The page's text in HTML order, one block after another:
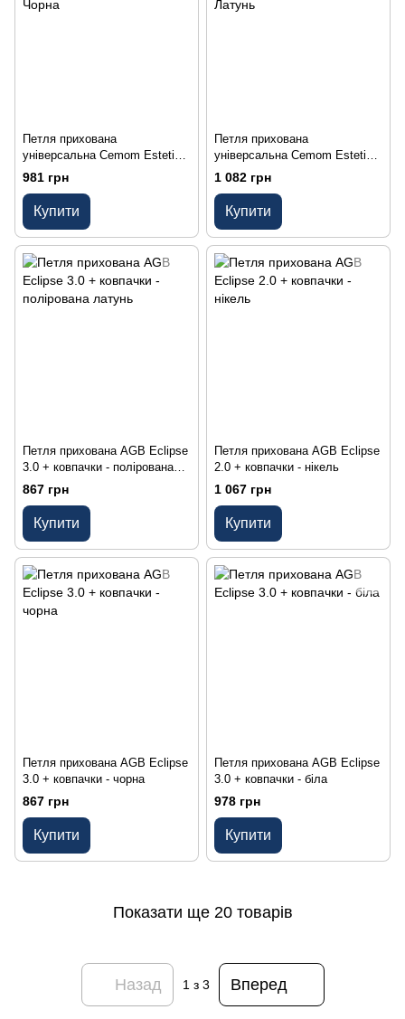
Петля прихована
універсальна Cemom Estetic-
80A 9005 (80кг) Чорна
981 грн
Купити
Петля прихована
універсальна Cemom Estetic-
80A 8031 (80кг) Латунь
1 082 грн
Купити
Петля прихована AGB Eclipse
3.0 + ковпачки - полірована
латунь
867 грн
Купити
Петля прихована AGB Eclipse
2.0 + ковпачки - нікель
1 067 грн
Купити
Петля прихована AGB Eclipse
3.0 + ковпачки - чорна
867 грн
Купити
Петля прихована AGB Eclipse
3.0 + ковпачки - біла
978 грн
Купити
Показати ще 20 товарів
Назад 1з 3 Вперед